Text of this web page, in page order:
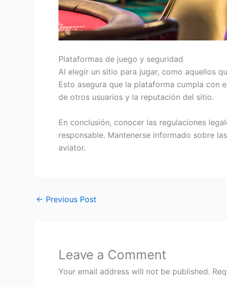
Plataformas de juego y seguridad
Al elegir un sitio para jugar, como aquellos
Esto asegura que la plataforma cumpla con
de otros usuarios y la reputación del sitio.
En conclusión, conocer las regulaciones
responsable. Mantenerse informado sobre
aviator.
← Previous Post
Leave a Comment
Your email address will not be published.